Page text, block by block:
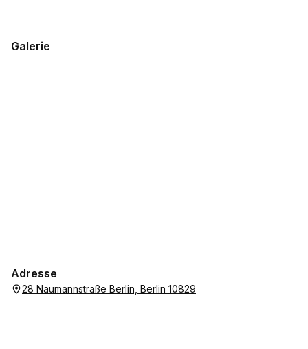
Galerie
Adresse
28 Naumannstraße Berlin, Berlin 10829